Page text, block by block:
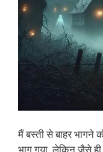
मैं बस्ती से बाहर
भाग गया, लेकिन जैसे